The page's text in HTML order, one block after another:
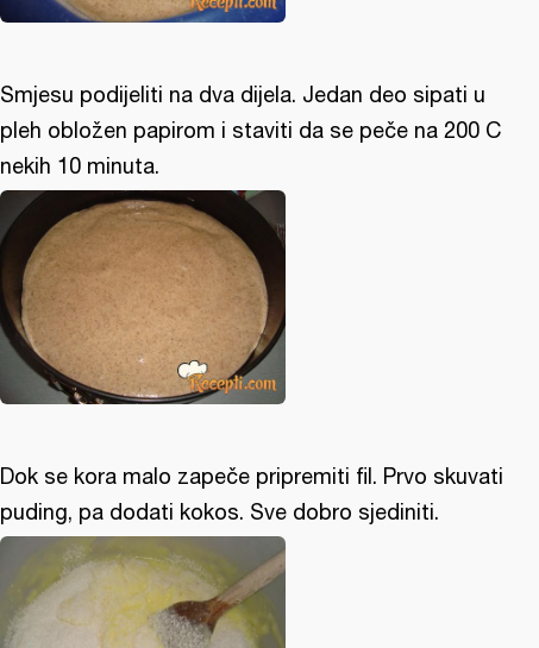
Smjesu podijeliti na dva dijela. Jedan deo sipati u
pleh obložen papirom i staviti da se peče na 200 C
nekih 10 minuta.
Dok se kora malo zapeče pripremiti fil. Prvo skuvati
puding, pa dodati kokos. Sve dobro sjediniti.